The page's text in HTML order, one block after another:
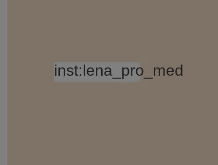
inst:lena_pro_med